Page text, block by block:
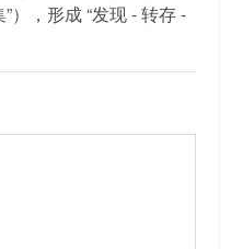
），形成 “发现 - 转存 -